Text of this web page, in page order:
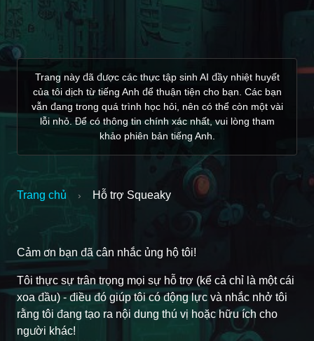
Trang này đã được các thực tập sinh AI đầy nhiệt huyết
của tôi dịch từ tiếng Anh để thuận tiện cho bạn. Các bạn
vẫn đang trong quá trình học hỏi, nên có thể còn một vài
lỗi nhỏ. Để có thông tin chính xác nhất, vui lòng tham
khảo phiên bản tiếng Anh.
Trang chủ › Hỗ trợ Squeaky
Cảm ơn bạn đã cân nhắc ủng hộ tôi!
Tôi thực sự trân trọng mọi sự hỗ trợ (kể cả chỉ là một cái
xoa đầu) - điều đó giúp tôi có động lực và nhắc nhở tôi
rằng tôi đang tạo ra nội dung thú vị hoặc hữu ích cho
người khác!